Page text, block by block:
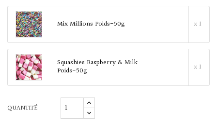
Mix Millions Poids-50g x 1
Squashies Raspberry & Milk
Poids-50g x 1
QUANTITÉ